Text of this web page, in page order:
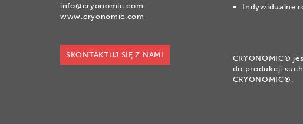
info@cryonomic.com
www.cryonomic.com
SKONTAKTUJ SIĘ Z NAMI
Indywidualne
CRYONOMIC®
do produkcji
CRYONOMIC®.